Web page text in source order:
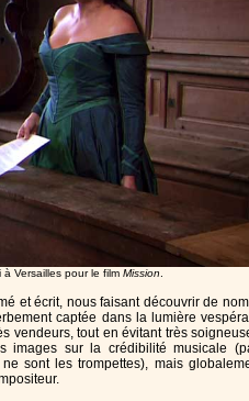
Versailles pour le film Mission.
et écrit, nous faisant découvrir de
captée dans la lumière
vendeurs, tout en évitant très
images sur la crédibilité musicale
sont les trompettes), mais